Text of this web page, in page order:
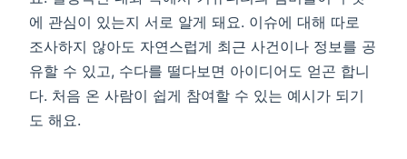
에 관심이 있는지 서로 알게 돼요. 이슈에 대해 따로
조사하지 않아도 자연스럽게 최근 사건이나 정보를 공
유할 수 있고, 수다를 떨다보면 아이디어도 얻곤 합니
다. 처음 온 사람이 쉽게 참여할 수 있는 예시가 되기
도 해요.